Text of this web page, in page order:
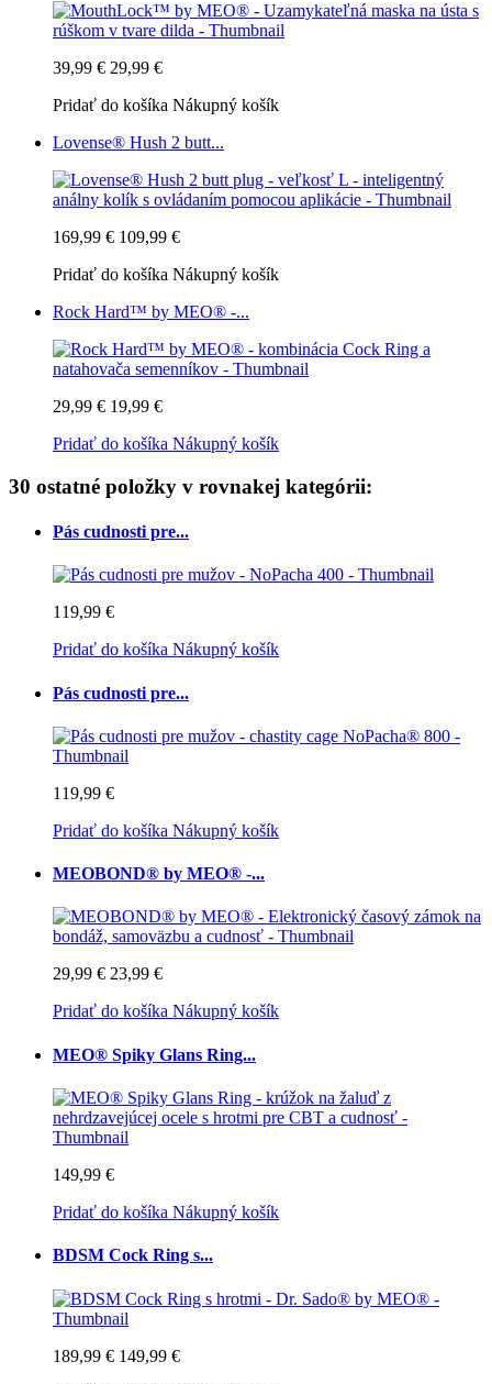
39,99 € 29,99 €
Pridať do košíka Nákupný košík
Lovense® Hush 2 butt...
169,99 € 109,99 €
Pridať do košíka Nákupný košík
Rock Hard™ by MEO® -...
29,99 € 19,99 €
Pridať do košíka Nákupný košík
30 ostatné položky v rovnakej kategórii:
Pás cudnosti pre...
119,99 €
Pridať do košíka Nákupný košík
Pás cudnosti pre...
119,99 €
Pridať do košíka Nákupný košík
MEOBOND® by MEO® -...
29,99 € 23,99 €
Pridať do košíka Nákupný košík
MEO® Spiky Glans Ring...
149,99 €
Pridať do košíka Nákupný košík
BDSM Cock Ring s...
189,99 € 149,99 €